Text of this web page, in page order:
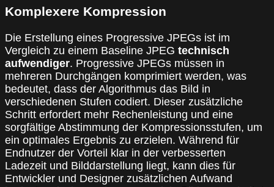
Komplexere Kompression
Die Erstellung eines Progressive JPEGs ist im
Vergleich zu einem Baseline JPEG technisch
aufwendiger. Progressive JPEGs müssen in
mehreren Durchgängen komprimiert werden, was
bedeutet, dass der Algorithmus das Bild in
verschiedenen Stufen codiert. Dieser zusätzliche
Schritt erfordert mehr Rechenleistung und eine
sorgfältige Abstimmung der Kompressionsstufen, um
ein optimales Ergebnis zu erzielen. Während für
Endnutzer der Vorteil klar in der verbesserten
Ladezeit und Bilddarstellung liegt, kann dies für
Entwickler und Designer zusätzlichen Aufwand